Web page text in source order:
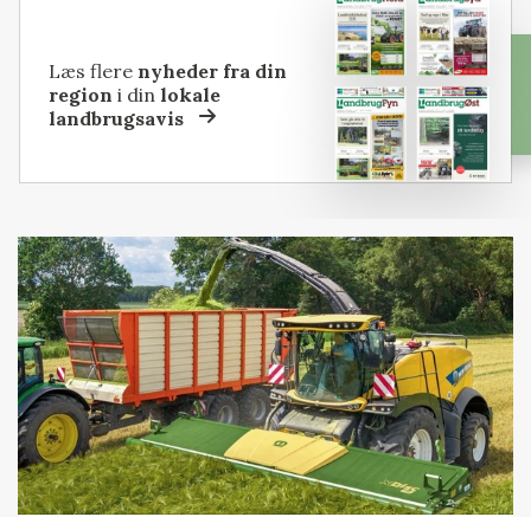
Læs flere nyheder fra din
region i dinlokale
landbrugsavis